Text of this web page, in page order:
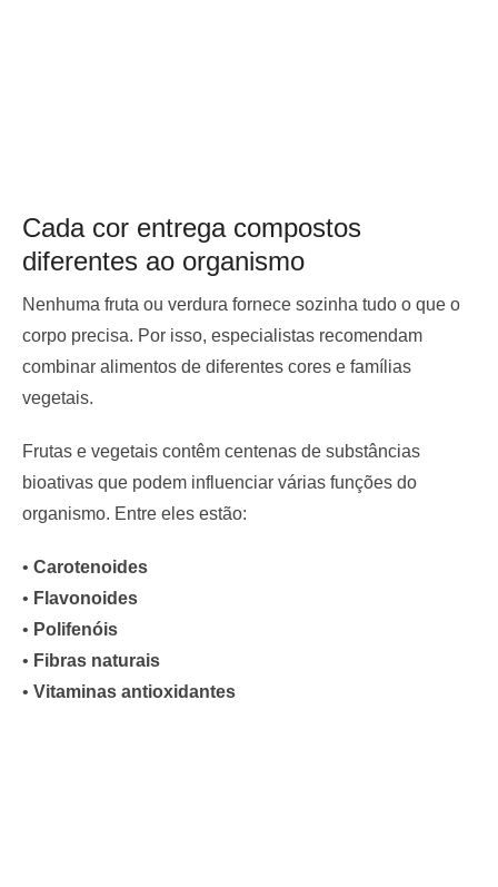
Cada cor entrega compostos
diferentes ao organismo
Nenhuma fruta ou verdura fornece sozinha tudo o que o
corpo precisa. Por isso, especialistas recomendam
combinar alimentos de diferentes cores e famílias
vegetais.
Frutas e vegetais contêm centenas de substâncias
bioativas que podem influenciar várias funções do
organismo. Entre eles estão:
• Carotenoides
• Flavonoides
• Polifenóis
• Fibras naturais
• Vitaminas antioxidantes